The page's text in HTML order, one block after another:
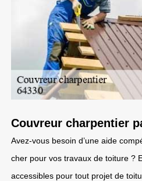
Couvreur charpentier
Avez-vous besoin d’une aide
cher pour vos travaux de toiture ?
accessibles pour tout projet de